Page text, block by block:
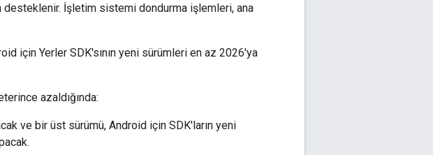
desteklenir. İşletim sistemi dondurma işlemleri, ana
için Yerler SDK'sının yeni sürümleri en az 2026'ya
azaldığında:
ve bir üst sürümü, Android için SDK'ların yeni